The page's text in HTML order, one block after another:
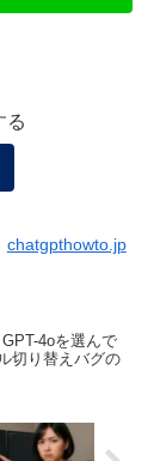
る
chatgpthowto.jp
4oを選んで
切り替えバグの